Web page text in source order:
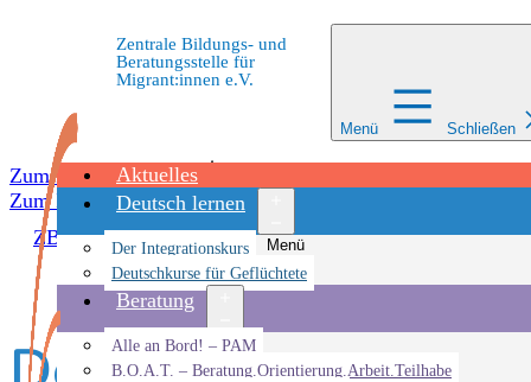
Zum Inhalt springen
Zum Inhalt springen
Zentrale Bildungs- und
Beratungsstelle für
Migrant:innen e.V.
Menü Schließen
Aktuelles
Deutsch lernen
Menü
Der Integrationskurs
Deutschkurse für Geflüchtete
Beratung
Menü
Alle an Bord! – PAM
B.O.A.T. – Beratung.Orientierung.Arbeit.Teilhabe
ZBBS»Veranstaltungen»Veranstaltung»Don’t Forget